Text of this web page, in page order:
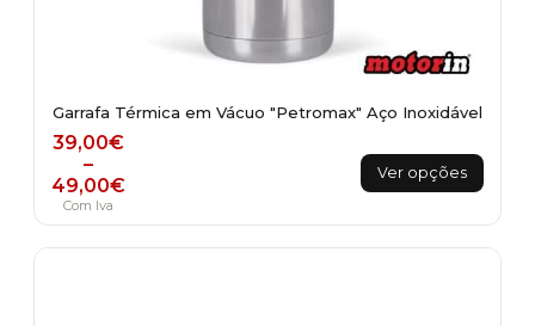
Garrafa Térmica em Vácuo "Petromax" Aço Inoxidável
39,00€
–
49,00€
Price range: 39,00€ through 49,00€
Com Iva
Ver opções
This
product
multiple
variants.